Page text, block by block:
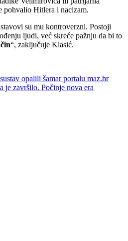
pohvalio Hitlera i nacizam.
su mu kontroverzni. Postoji
ljudi, već skreće pažnju da bi to
“, zaključuje Klasić.
opalili šamar portalu maz.hr
je završilo. Počinje nova era